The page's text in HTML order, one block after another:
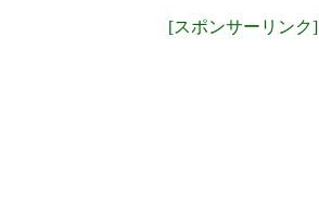
[スポンサーリンク]